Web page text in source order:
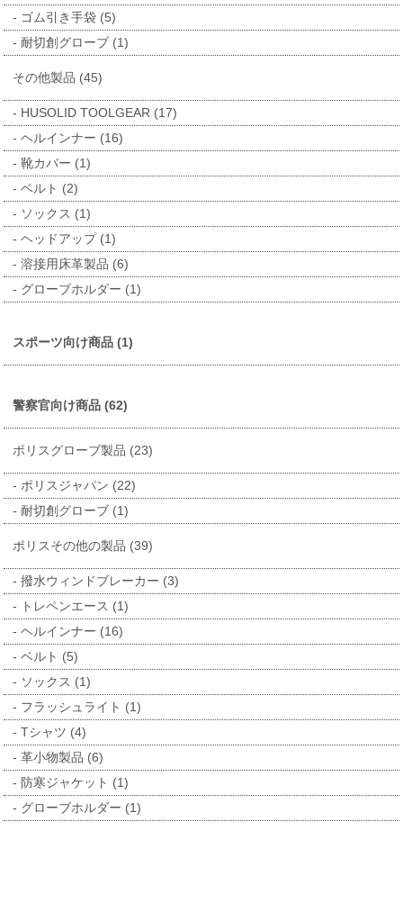
ゴム引き手袋 (5)
耐切創グローブ (1)
その他製品 (45)
HUSOLID TOOLGEAR (17)
ヘルインナー (16)
靴カバー (1)
ベルト (2)
ソックス (1)
ヘッドアップ (1)
溶接用床革製品 (6)
グローブホルダー (1)
スポーツ向け商品 (1)
警察官向け商品 (62)
ポリスグローブ製品 (23)
ポリスジャパン (22)
耐切創グローブ (1)
ポリスその他の製品 (39)
撥水ウィンドブレーカー (3)
トレペンエース (1)
ヘルインナー (16)
ベルト (5)
ソックス (1)
フラッシュライト (1)
Tシャツ (4)
革小物製品 (6)
防寒ジャケット (1)
グローブホルダー (1)